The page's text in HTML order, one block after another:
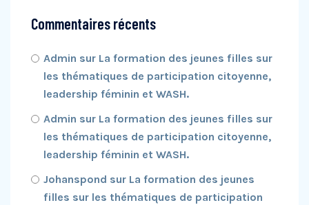
Commentaires récents
Admin sur La formation des jeunes filles sur
les thématiques de participation citoyenne,
leadership féminin et WASH.
Admin sur La formation des jeunes filles sur
les thématiques de participation citoyenne,
leadership féminin et WASH.
Johanspond sur La formation des jeunes
filles sur les thématiques de participation